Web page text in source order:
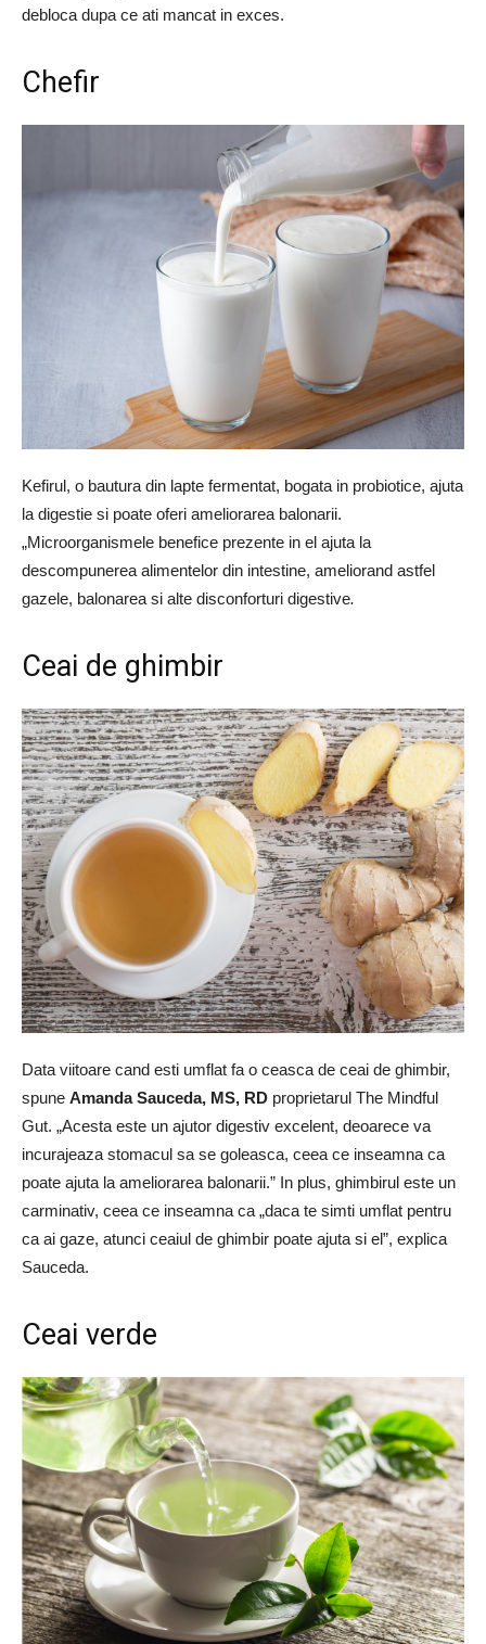
debloca dupa ce ati mancat in exces.
Chefir
Kefirul, o bautura din lapte fermentat, bogata in probiotice, ajuta
la digestie si poate oferi ameliorarea balonarii.
„Microorganismele benefice prezente in el ajuta la
descompunerea alimentelor din intestine, ameliorand astfel
gazele, balonarea si alte disconforturi digestive.
Ceai de ghimbir
Data viitoare cand esti umflat fa o ceasca de ceai de ghimbir,
spune Amanda Sauceda, MS, RD proprietarul The Mindful
Gut. „Acesta este un ajutor digestiv excelent, deoarece va
incurajeaza stomacul sa se goleasca, ceea ce inseamna ca
poate ajuta la ameliorarea balonarii.” In plus, ghimbirul este un
carminativ, ceea ce inseamna ca „daca te simti umflat pentru
ca ai gaze, atunci ceaiul de ghimbir poate ajuta si el”, explica
Sauceda.
Ceai verde